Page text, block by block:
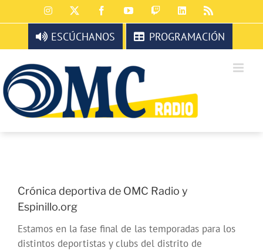
al
contenido
Instagram FacebookYouTubeTwitchLinkedIn
ESCÚCHANOS PROGRAMACIÓN
Crónica deportiva de OMC Radio y
Espinillo.org
Estamos en la fase final de las temporadas para los
distintos deportistas y clubs del distrito de